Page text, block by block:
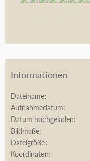
Informationen
Dateiname
Aufnahmedatum
Datum hochgeladen
Bildmaße
Dateigröße
Koordinaten